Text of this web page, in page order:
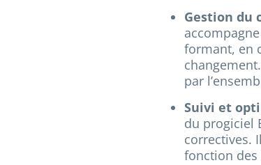
Gestion du
formant, en
par
Suivi et
du progiciel
correctives.
fonction des